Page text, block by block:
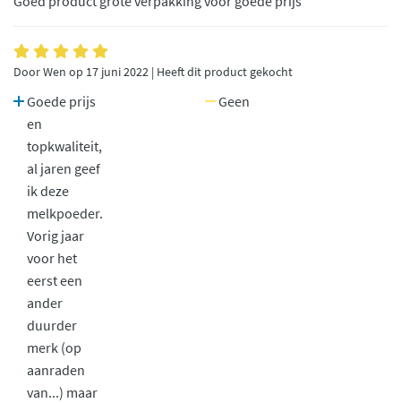
Door Wen op 17 juni 2022 | Heeft dit product gekocht
Goede prijs
en
topkwaliteit,
al jaren geef
ik deze
melkpoeder.
Vorig jaar
voor het
eerst een
ander
duurder
merk (op
aanraden
van...) maar
Geen